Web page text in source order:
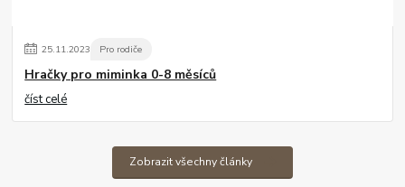
25.11.2023 Pro rodiče
Hračky pro miminka 0-8 měsíců
číst celé
Zobrazit všechny články